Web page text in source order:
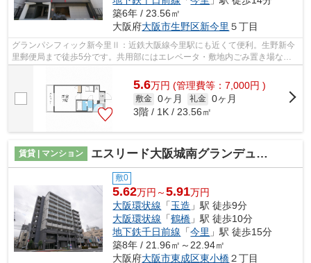
築6年 / 23.56㎡
大阪府大阪市生野区新今里 ５丁目
グランパシフィック新今里Ⅱ：近鉄大阪線今里駅にも近くて便利。生野新今
里郵便局まで徒歩5分です。共用部にはエレベータ・敷地内ごみ置き場など
が揃っており、とても充実しています。...
5.6万円 (管理費等：7,000円 )
敷金 0ヶ月 礼金 0ヶ月
3階 / 1K / 23.56㎡
賃貸 | マンション エスリード大阪城南グランデュクス
敷0
5.62万円～5.91万円
大阪環状線 「玉造 」駅 徒歩9分
大阪環状線 「鶴橋 」駅 徒歩10分
地下鉄千日前線 「今里 」駅 徒歩15分
築8年 / 21.96㎡～22.94㎡
大阪府大阪市東成区東小橋２丁目